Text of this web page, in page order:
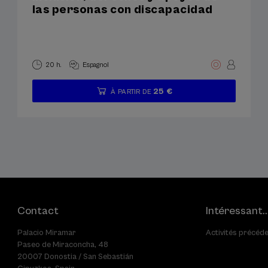
las personas con discapacidad
20 h. Espagnol
...
À PARTIR DE 25 €
Dernières
places
Gratuit
Date
passée
Période
d'inscription
Contact
Palacio Miramar
Paseo de Miraconcha, 48
20007 Donostia / San Sebastián
Activités